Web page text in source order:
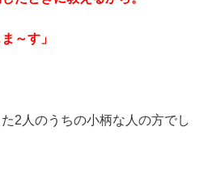
～す」
2人のうちの小柄な人の方でし